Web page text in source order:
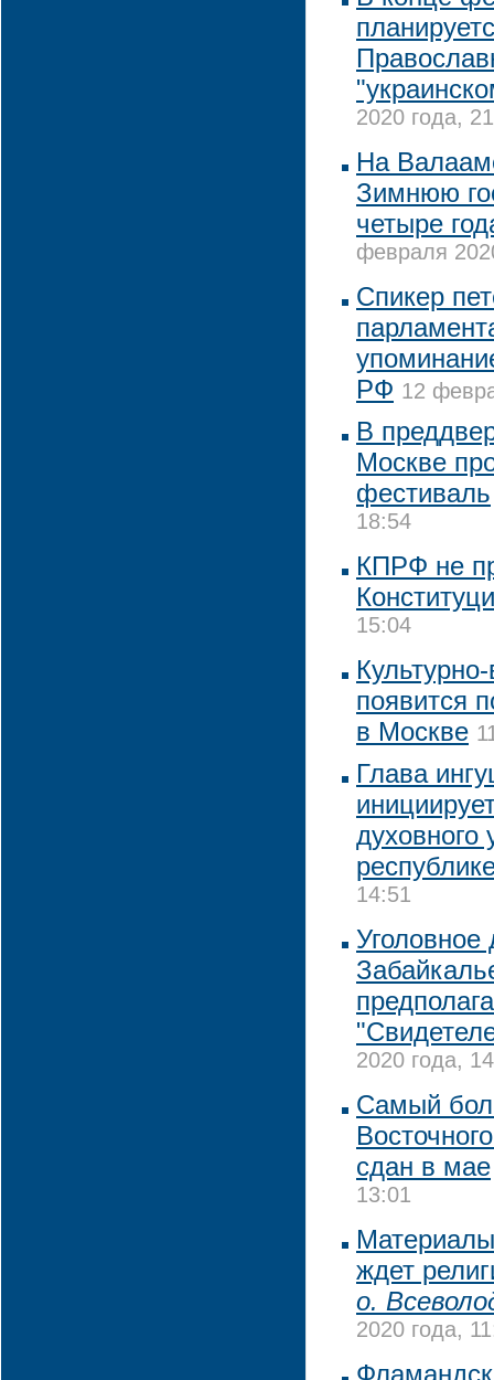
2020 года,
На
Зимнюю
четыре
февраля
Спикер
РФ 12
В
Москве
фестиваль
18:54
КПРФ не
15:04
появится
в Москве
Глава
духовного
14:51
Уголовное
2020 года,
Самый
сдан в мае
13:01
ждет
о.
2020 года,